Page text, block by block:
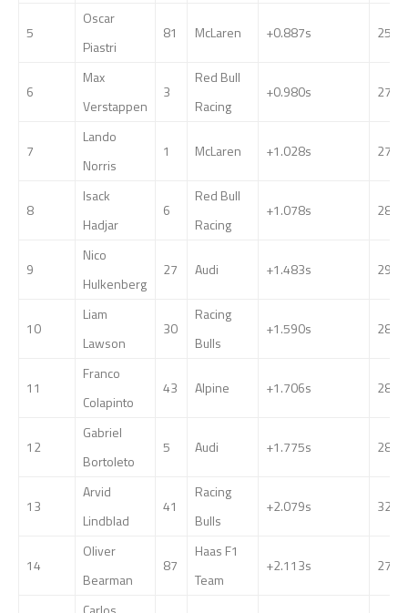
5
Oscar
Piastri
81 McLaren +0.887s 25
6
Max
Verstappen
3
Red Bull
Racing
+0.980s 27
7
Lando
Norris
1 McLaren +1.028s 27
8
Isack
Hadjar
6
Red Bull
Racing
+1.078s 28
9
Nico
Hulkenberg
27 Audi +1.483s 29
10
Liam
Lawson
30
Racing
Bulls
+1.590s 28
11
Franco
Colapinto
43 Alpine +1.706s 28
12
Gabriel
Bortoleto
5 Audi +1.775s 28
13
Arvid
Lindblad
41
Racing
Bulls
+2.079s 32
14
Oliver
Bearman
87
Haas F1
Team
+2.113s 27